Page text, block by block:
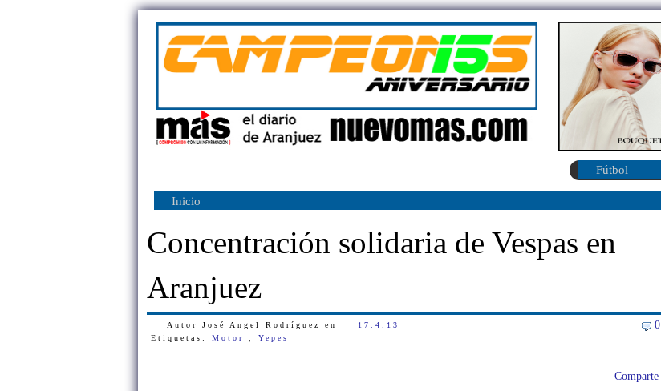
Fútbol
Inicio
Concentración solidaria de Vespas en
Aranjuez
Autor José Angel Rodríguez en 17.4.13 0
Etiquetas: Motor Yepes
Comparte